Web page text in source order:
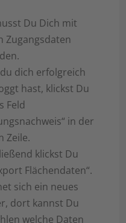
Du Dich mit
Zugangsdaten
dich erfolgreich
hast, klickst Du
Feld
in der
Zeile.
klickst Du
Flächendaten“.
sich ein neues
dort kannst Du
welche Daten